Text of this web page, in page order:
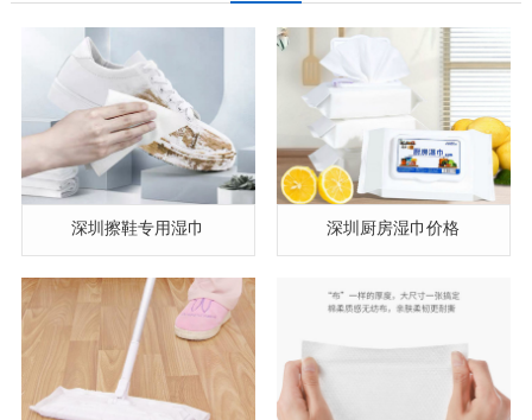
深圳擦鞋专用湿巾 深圳厨房湿巾价格